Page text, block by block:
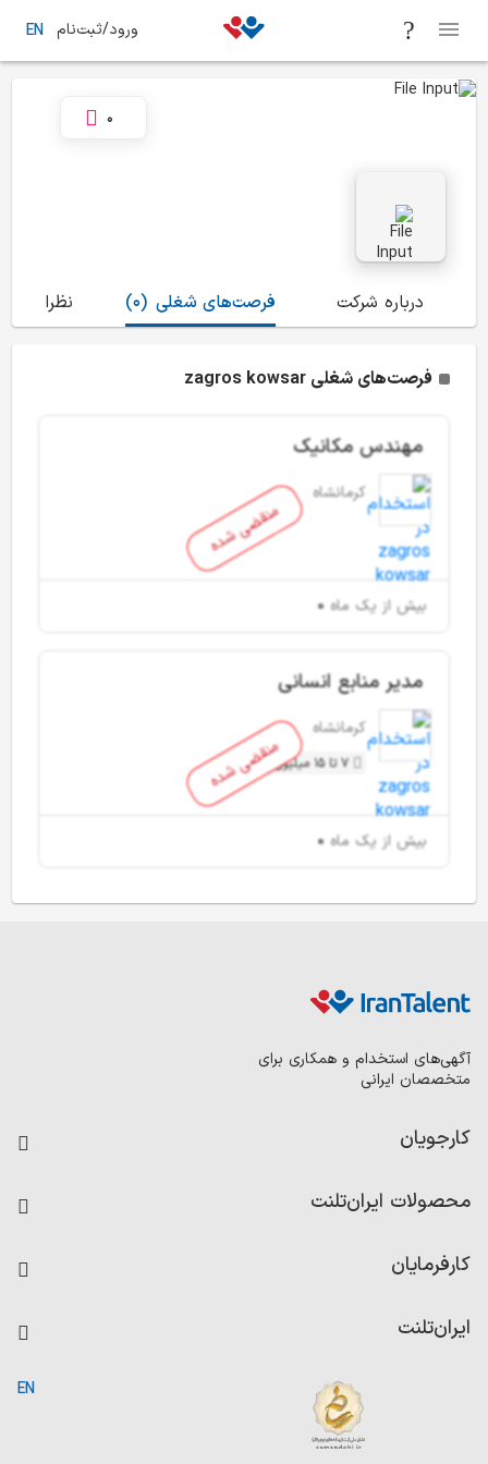
ورود/ثبت‌نام EN
0
درباره شرکت (0) فرصت‌های شغلی نظرات
فرصت‌های شغلی zagros kowsar
منقضی شده
مهندس مکانیک
(CM)
کرمانشاه
بیش از یک ماه
منقضی شده
مدیر منابع انسانی
کرمانشاه
7 تا 15 میلیون تومان
بیش از یک ماه
آگهی‌های استخدام و همکاری برای
متخصصان ایرانی
کارجویان
رزومه ساز
امتیاز شرکت‌ها
محصولات ایران‌تلنت
کاردیکس
کارفرمایان
ایران‌تلنت
EN